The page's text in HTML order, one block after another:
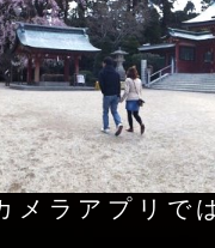
メラアプリで